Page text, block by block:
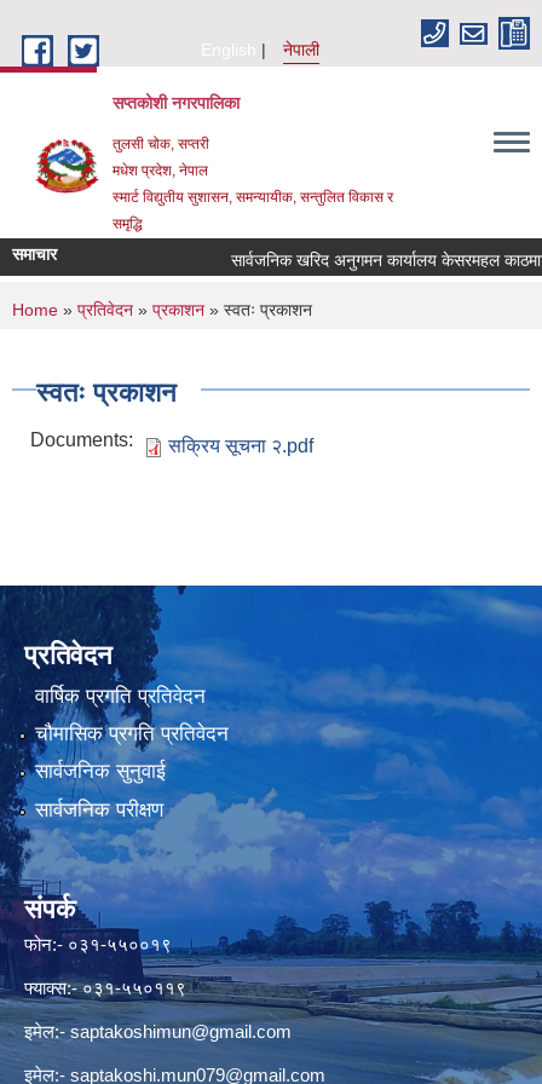
English
नेपाली
सप्तकोशी नगरपालिका
तुलसी चोक, सप्तरी
मधेश प्रदेश, नेपाल
स्मार्ट विद्युतीय सुशासन, समन्यायीक, सन्तुलित विकास र
समृद्धि
समाचार सार्वजनिक खरिद अनुगमन कार्यालय केसरमहल
You are here
Home » प्रतिवेदन » प्रकाशन » स्वतः प्रकाशन
स्वतः प्रकाशन
Documents: सक्रिय सूचना २.pdf
प्रतिवेदन
वार्षिक प्रगति प्रतिवेदन
चौमासिक प्रगति प्रतिवेदन
सार्वजनिक सुनुवाई
सार्वजनिक परीक्षण
संपर्क
फोन:- ०३१-५५००१९
फ्याक्स:- ०३१-५५०११९
इमेल:- saptakoshimun@gmail.com
इमेल:- saptakoshi.mun079@gmail.com